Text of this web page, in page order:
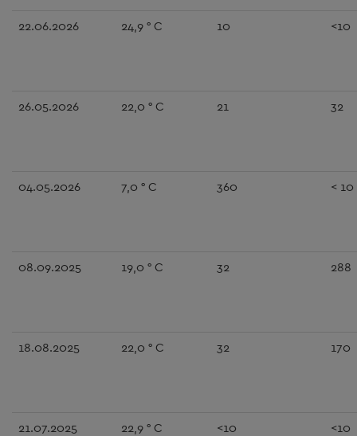
22.06.2026 24,9 ° C 10 <10
26.05.2026 22,0 ° C 21 32
04.05.2026 7,0 ° C 360 < 10
08.09.2025 19,0 ° C 32 288
18.08.2025 22,0 ° C 32 170
21.07.2025 22,9 ° C <10 <10